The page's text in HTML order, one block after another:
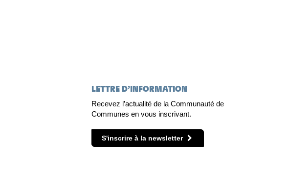
LETTRE D’INFORMATION
Recevez l’actualité de la Communauté de
Communes en vous inscrivant.
S'inscrire à la newsletter